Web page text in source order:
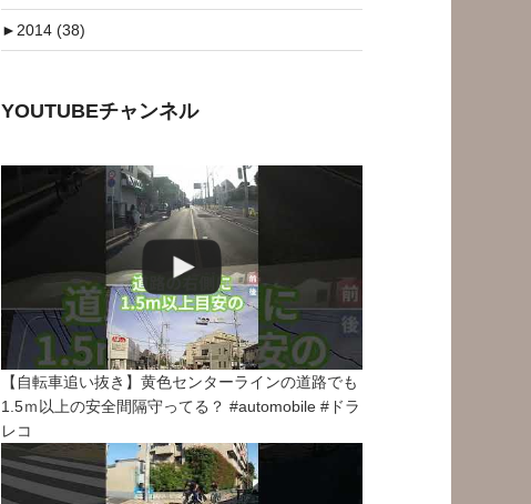
►2014 (38)
YOUTUBEチャンネル
【自転車追い抜き】黄色センターラインの道路でも
1.5ｍ以上の安全間隔守ってる？ #automobile #ドラ
レコ